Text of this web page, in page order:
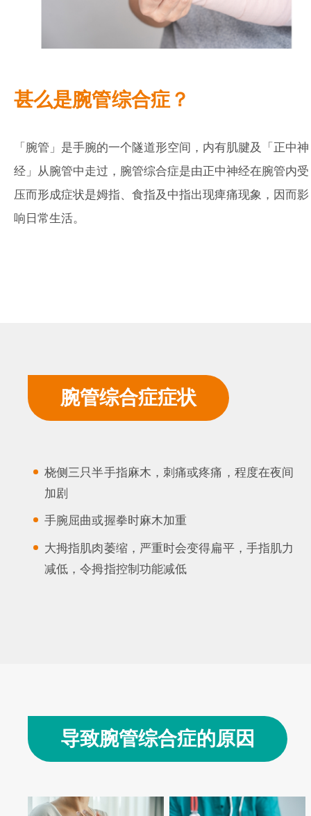
甚么是腕管综合症？
「腕管」是手腕的一个隧道形空间，内有肌腱及「正中神
经」从腕管中走过，腕管综合症是由正中神经在腕管内受
压而形成症状是姆指、食指及中指出现痺痛现象，因而影
响日常生活。
腕管综合症症状
桡侧三只半手指麻木，刺痛或疼痛，程度在夜间
加剧
手腕屈曲或握拳时麻木加重
大拇指肌肉萎缩，严重时会变得扁平，手指肌力
减低，令拇指控制功能减低
导致腕管综合症的原因